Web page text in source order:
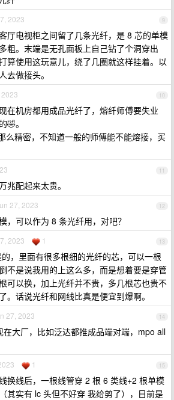
9
2023
厅电视柜之间留了几条光纤，是 8 芯的单模
粗。末端是无孔面板上自己钻了个洞穿出
算使用这玩意儿，绕了几圈就这样挂着。以
去做接头。
10
在机房都用成品光纤了，熔纤师傅要失业
🤣。
么精密，不知道一般的师傅能不能熔接，买
11
兆配起来太贵。
12
27, 2023
，可以作为 8 条光纤用，对吧？
13
2023 1
，里面有很多根细的光纤的芯，可以一根
不是说我用的上这么多，而是想着要是穿管
可以换，加上光纤并不贵，多几根芯也贵不
。话说光纤和网线比真是便宜到爆啊。
14
27, 2023
在大厂，比如泛达都推成品端对端，mpo all
15
1
换线后，一根线管穿 2 根 6 类线+2 根单模
其实有 lc 头但不好穿 我给剪了），目前是